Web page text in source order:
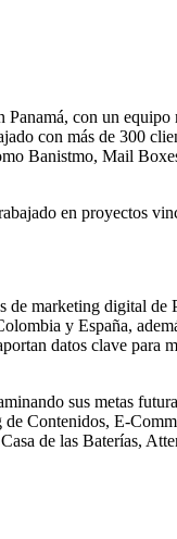
Panamá, con un
con más de 300
Banistmo, Mail
en proyectos
de marketing digital
y España,
datos clave
sus metas
Contenidos, E-
de las Baterías,